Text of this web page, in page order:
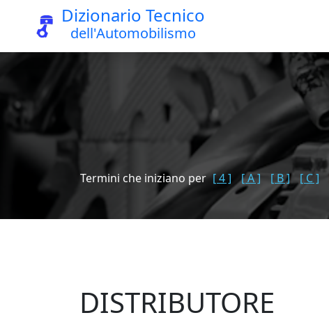
Dizionario Tecnico
dell'Automobilismo
Termini che iniziano per [ 4 ] [ A ] [ B ] [ C ]
DISTRIBUTORE